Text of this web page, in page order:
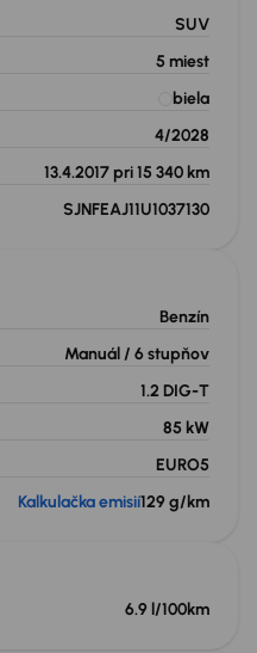
SUV
5 miest
biela
4/2028
13.4.2017 pri 15 340 km
SJNFEAJ11U1037130
Benzín
Manuál / 6 stupňov
1.2 DIG-T
85 kW
EURO5
Kalkulačka emisií129 g/km
6.9 l/100km